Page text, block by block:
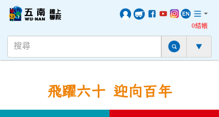
0結帳
飛躍六十 迎向百年